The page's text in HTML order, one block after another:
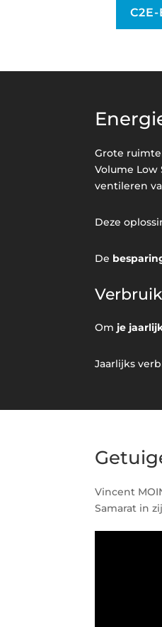
Grote
Volume Low
ventileren
Deze
De
Om je
Jaarlijks
Vincent
Samarat in